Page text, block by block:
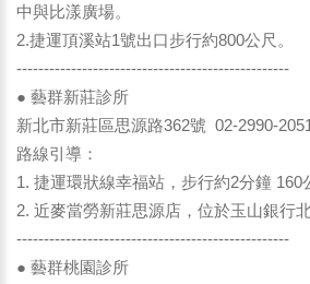
中與比漾廣場。
2.捷運頂溪站1號出口步行約800公尺。
--------------------------------------------------
● 藝群新莊診所
新北市新莊區思源路362號 02-2990-2051
路線引導：
1. 捷運環狀線幸福站，步行約2分鐘 160
2. 近麥當勞新莊思源店，位於玉山銀行
--------------------------------------------------
● 藝群桃園診所